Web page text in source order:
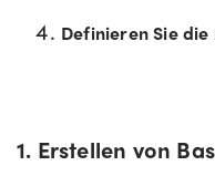
Definieren Sie
1. Erstellen von